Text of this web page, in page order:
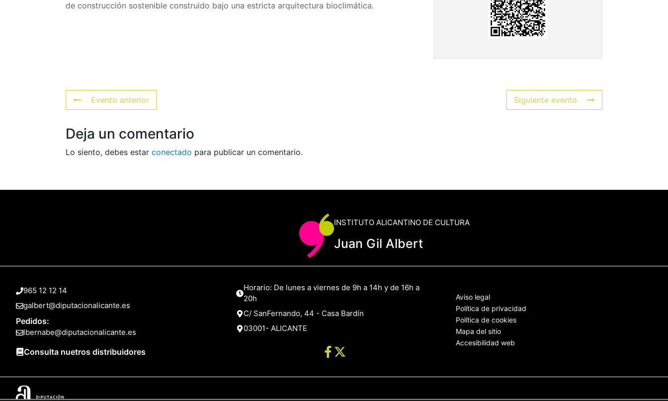
de construcción sostenible construido bajo una estricta arquitectura bioclimática.
Evento anterior Siguiente evento
Deja un comentario
Lo siento, debes estar conectado para publicar un comentario.
INSTITUTO ALICANTINO DE CULTURA
Juan Gil Albert
965 12 12 14
galbert@diputacionalicante.es
Pedidos:
lbernabe@diputacionalicante.es
Consulta nuetros distribuidores
Horario: De lunes a viernes de 9h a 14h y de 16h a
20h
C/ SanFernando, 44 - Casa Bardín
03001- ALICANTE
Aviso legal
Política de privacidad
Política de cookies
Mapa del sitio
Accesibilidad web